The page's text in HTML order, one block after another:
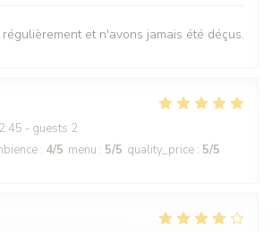
et n'avons jamais été déçus.
- guests 2
: 4/5 menu : 5/5 quality_price : 5/5